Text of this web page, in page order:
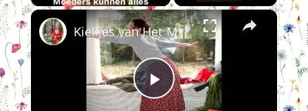
×
Play
Kiekjes van Het Moederfront